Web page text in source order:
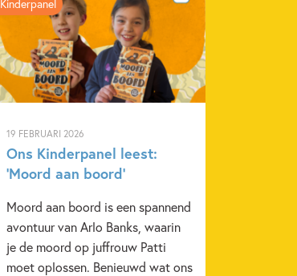
Actie & avontuur
Voor volwassenen
19 FEBRUARI 2026
Ons Kinderpanel leest:
‘Moord aan boord’
Moord aan boord is een spannend
avontuur van Arlo Banks, waarin
je de moord op juffrouw Patti
moet oplossen. Benieuwd wat ons
Kinderpanel